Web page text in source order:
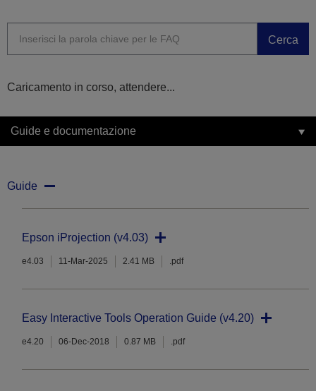
Cerca
Caricamento in corso, attendere...
Guide e documentazione
Guide
Epson iProjection (v4.03)
e4.03 11-Mar-2025 2.41 MB .pdf
Easy Interactive Tools Operation Guide (v4.20)
e4.20 06-Dec-2018 0.87 MB .pdf